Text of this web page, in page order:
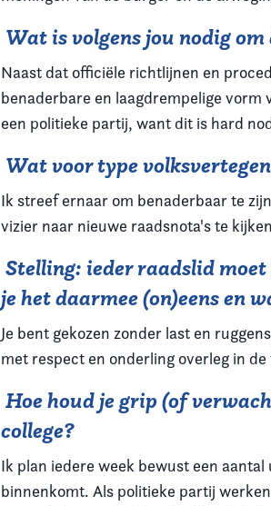
Wat is volgens jou nodig
Naast dat officiële richtlijnen en
benaderbare en laagdrempelige vorm
een politieke partij, want dit is hard
Wat voor type
Ik streef ernaar om benaderbaar te
vizier naar nieuwe raadsnota's te
Stelling: ieder raadslid
je het daarmee (on)eens en
Je bent gekozen zonder last en
met respect en onderling overleg in
Hoe houd je grip (of
college?
Ik plan iedere week bewust een
binnenkomt. Als politieke partij